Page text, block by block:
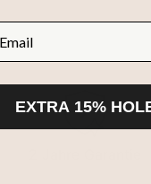
EXTRA 15%